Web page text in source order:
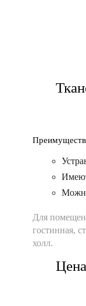
Для
гостинная,
холл.
Цена